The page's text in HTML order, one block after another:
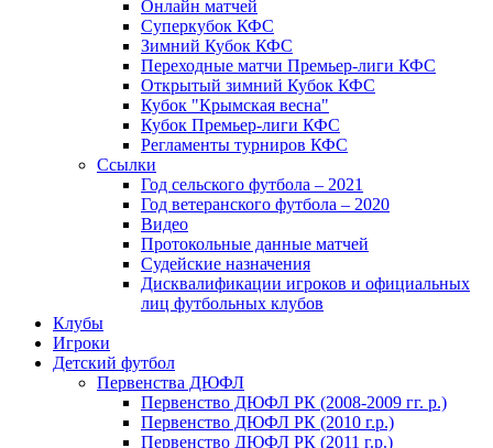
Онлайн матчей
Суперкубок КФС
Зимний Кубок КФС
Переходные матчи Премьер-лиги КФС
Открытый зимний Кубок КФС
Кубок "Крымская весна"
Кубок Премьер-лиги КФС
Регламенты турниров КФС
Ссылки
Год сельского футбола – 2021
Год ветеранского футбола – 2020
Видео
Протокольные данные матчей
Судейские назначения
Дисквалификации игроков и официальных
лиц футбольных клубов
Клубы
Игроки
Детский футбол
Первенства ДЮФЛ
Первенство ДЮФЛ РК (2008-2009 гг. р.)
Первенство ДЮФЛ РК (2010 г.р.)
Первенство ДЮФЛ РК (2011 г.р.)